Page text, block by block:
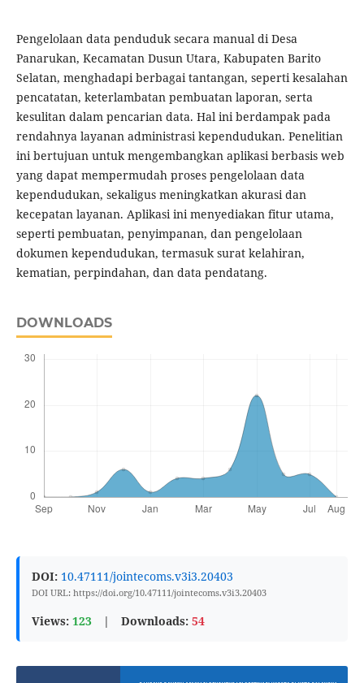
Pengelolaan data penduduk secara manual di Desa
Panarukan, Kecamatan Dusun Utara, Kabupaten Barito
Selatan, menghadapi berbagai tantangan, seperti kesalahan
pencatatan, keterlambatan pembuatan laporan, serta
kesulitan dalam pencarian data. Hal ini berdampak pada
rendahnya layanan administrasi kependudukan. Penelitian
ini bertujuan untuk mengembangkan aplikasi berbasis web
yang dapat mempermudah proses pengelolaan data
kependudukan, sekaligus meningkatkan akurasi dan
kecepatan layanan. Aplikasi ini menyediakan fitur utama,
seperti pembuatan, penyimpanan, dan pengelolaan
dokumen kependudukan, termasuk surat kelahiran,
kematian, perpindahan, dan data pendatang.
DOWNLOADS
DOI: 10.47111/jointecoms.v3i3.20403
DOI URL: https://doi.org/10.47111/jointecoms.v3i3.20403
Views: 123 | Downloads: 54